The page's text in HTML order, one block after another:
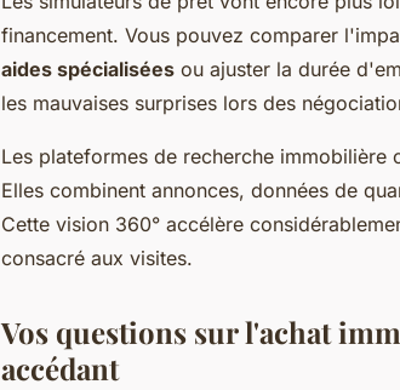
financement. Vous pouvez comparer
aides spécialisées ou ajuster la durée
les mauvaises surprises lors des
Les plateformes de recherche immobilière
Elles combinent annonces, données de
Cette vision 360° accélère
consacré aux visites.
Vos questions sur l'achat
accédant